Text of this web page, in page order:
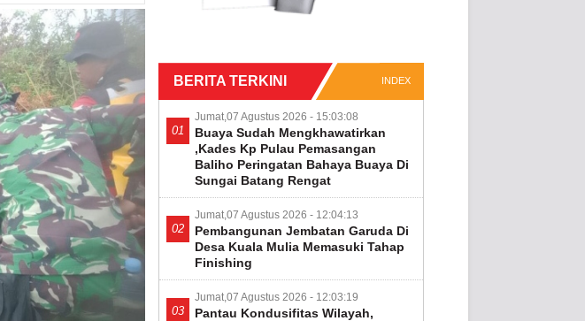
BERITA TERKINI INDEX
01
Jumat,07 Agustus 2026 - 15:03:08
Buaya Sudah Mengkhawatirkan
,Kades Kp Pulau Pemasangan
Baliho Peringatan Bahaya Buaya Di
Sungai Batang Rengat
02
Jumat,07 Agustus 2026 - 12:04:13
Pembangunan Jembatan Garuda Di
Desa Kuala Mulia Memasuki Tahap
Finishing
03
Jumat,07 Agustus 2026 - 12:03:19
Pantau Kondusifitas Wilayah,